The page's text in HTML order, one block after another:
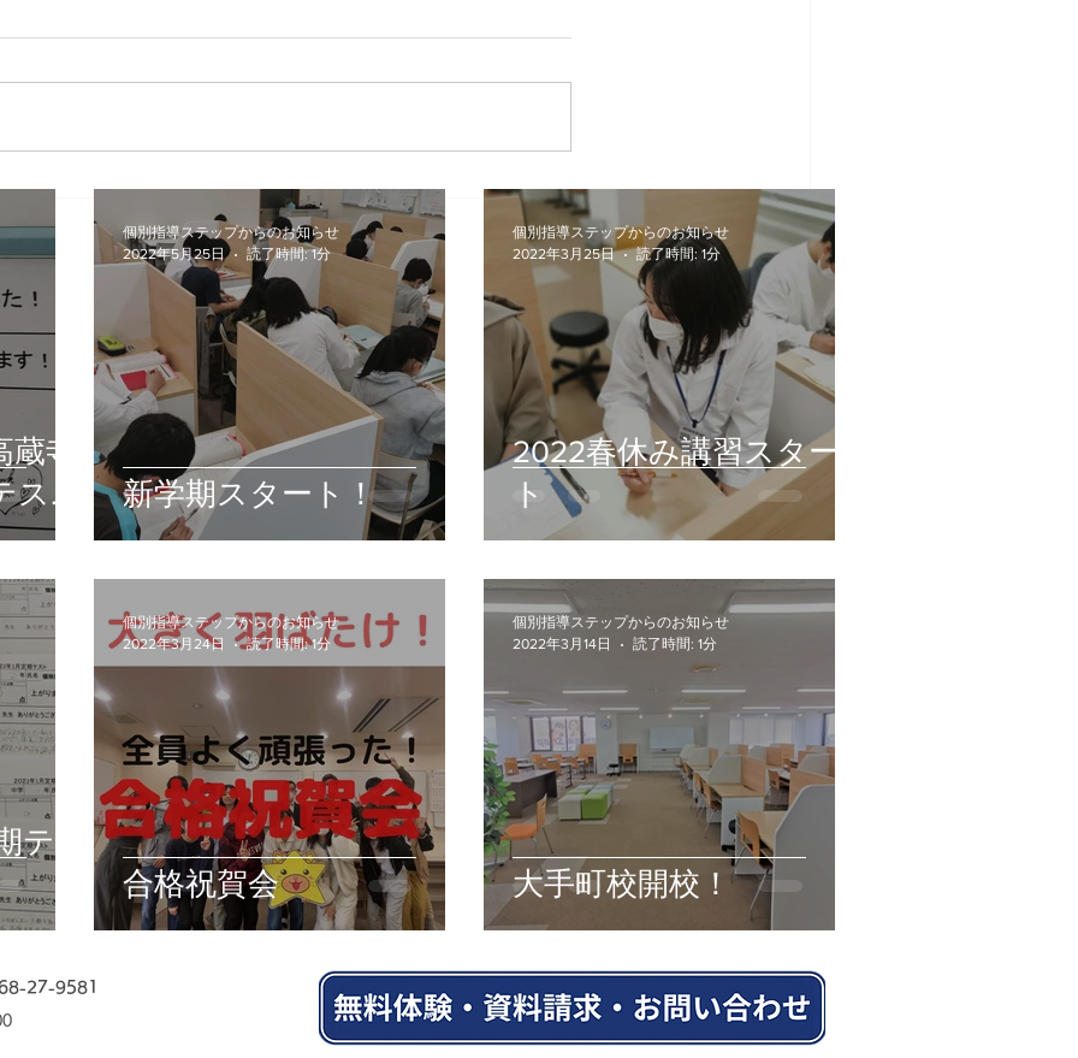
寺
ト
新学期スタート！
個別指導ステップからのお知らせ
2022年5月25日
読了時間: 1分
2022春休み講習スター
ト
個別指導ステップからのお知らせ
2022年3月25日
読了時間: 1分
テ
合格祝賀会
個別指導ステップからのお知らせ
2022年3月24日
読了時間: 1分
大手町校開校！
個別指導ステップからのお知らせ
2022年3月14日
読了時間: 1分
27-9581